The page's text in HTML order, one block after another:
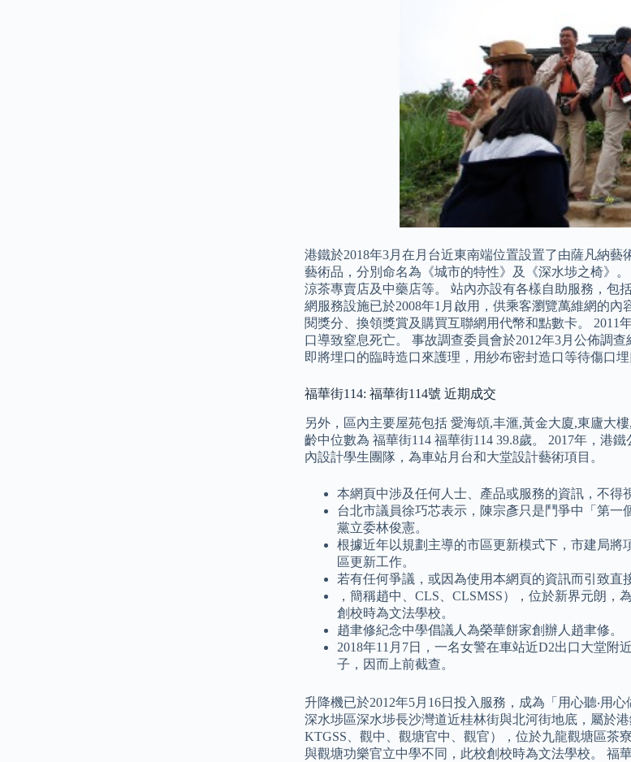
港鐵於2018年3月在月台近東南端位置設置了由薩凡納
藝術品，分別命名為《城市的特性》及《深水埗之椅》
涼茶專賣店及中藥店等。 站內亦設有各樣自助服務，包
網服務設施已於2008年1月啟用，供乘客瀏覽萬維網的
閱獎分、換領獎賞及購買互聯網用代幣和點數卡。 2011
口導致窒息死亡。 事故調查委員會於2012年3月公佈調
即將埋口的臨時造口來護理，用紗布密封造口等待傷口
福華街114: 福華街114號 近期成交
另外，區內主要屋苑包括 愛海頌,丰滙,黃金大廈,東廬大
齡中位數為 福華街114 福華街114 39.8歲。 2017年，港
內設計學生團隊，為車站月台和大堂設計藝術項目。
本網頁中涉及任何人士、產品或服務的資訊，不得
台北市議員徐巧芯表示，陳宗彥只是鬥爭中「第
黨立委林俊憲。
根據近年以規劃主導的市區更新模式下，市建局將
區更新工作。
若有任何爭議，或因為使用本網頁的資訊而引致直
，簡稱趙中、CLS、CLSMSS），位於新界元朗，
創校時為文法學校。
趙聿修紀念中學倡議人為榮華餅家創辦人趙聿修。
2018年11月7日，一名女警在車站近D2出口大堂附
子，因而上前截查。
升降機已於2012年5月16日投入服務，成為「用心聽‧用
深水埗區深水埗長沙灣道近桂林街與北河街地底，屬於
KTGSS、觀中、觀塘官中、觀官），位於九龍觀塘區茶
與觀塘功樂官立中學不同，此校創校時為文法學校。 福